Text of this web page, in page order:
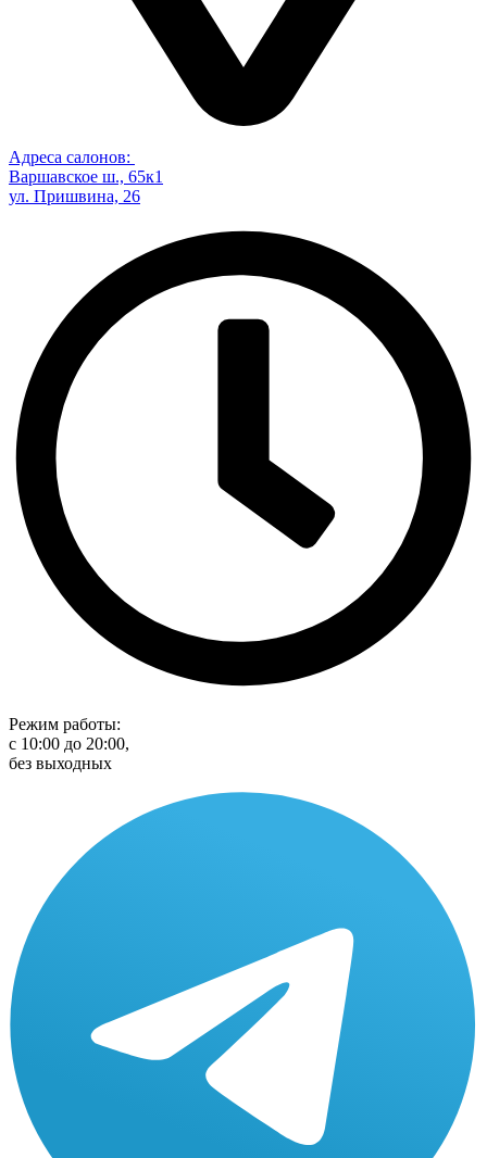
Адреса салонов:
Варшавское ш., 65к1
ул. Пришвина, 26
Режим работы:
с 10:00 до 20:00,
без выходных